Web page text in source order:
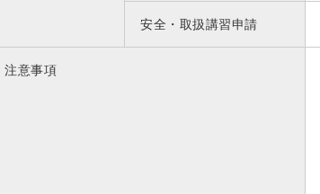
安全・取扱講習申請
注意事項